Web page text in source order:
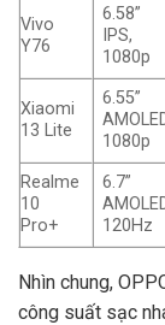
Vivo
Y76
6.58”
IPS,
1080p
Xiaomi
13 Lite
6.55”
1080p
Realme
10
Pro+
6.7”
120Hz
Nhìn chung,
công suất sạc